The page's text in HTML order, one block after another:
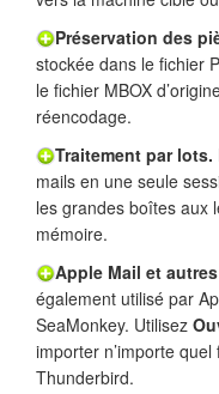
Préservation des
stockée dans le fichier
le fichier MBOX
réencodage.
Traitement par lots.
mails en une seule
les grandes boîtes aux
mémoire.
Apple Mail et
également utilisé par
SeaMonkey. Utilisez
importer n’importe
Thunderbird.